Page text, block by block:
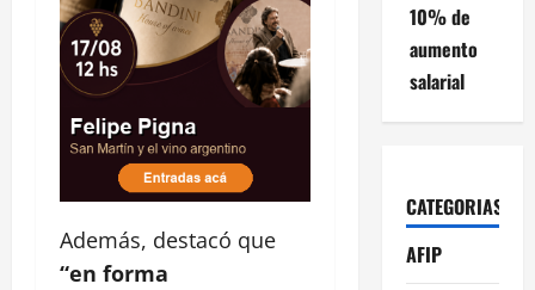
Además, destacó que
“en forma
10% de
aumento
salarial
CATEGORIAS
AFIP